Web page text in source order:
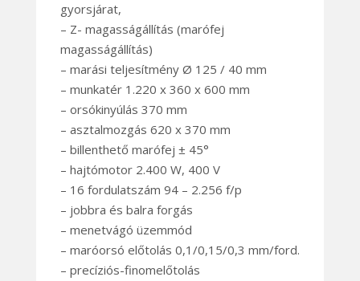
gyorsjárat,
– Z- magasságállítás (marófej
magasságállítás)
– marási teljesítmény Ø 125 / 40 mm
– munkatér 1.220 x 360 x 600 mm
– orsókinyúlás 370 mm
– asztalmozgás 620 x 370 mm
– billenthető marófej ± 45°
– hajtómotor 2.400 W, 400 V
– 16 fordulatszám 94 – 2.256 f/p
– jobbra és balra forgás
– menetvágó üzemmód
– maróorsó előtolás 0,1/0,15/0,3 mm/ford.
– precíziós-finomelőtolás